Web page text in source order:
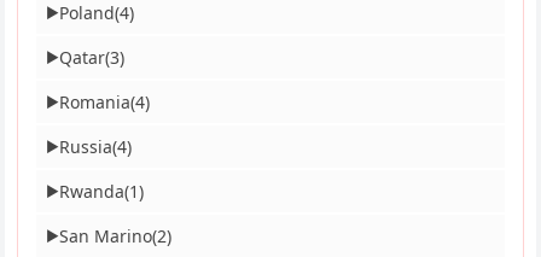
▶Poland(4)
▶Qatar(3)
▶Romania(4)
▶Russia(4)
▶Rwanda(1)
▶San Marino(2)